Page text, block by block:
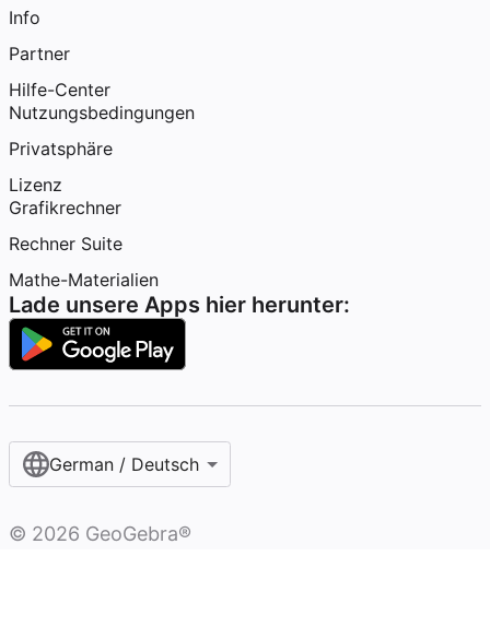
Info
Partner
Hilfe-Center
Nutzungsbedingungen
Privatsphäre
Lizenz
Grafikrechner
Rechner Suite
Mathe-Materialien
Lade unsere Apps hier herunter:
German / Deutsch
© 2026 GeoGebra®